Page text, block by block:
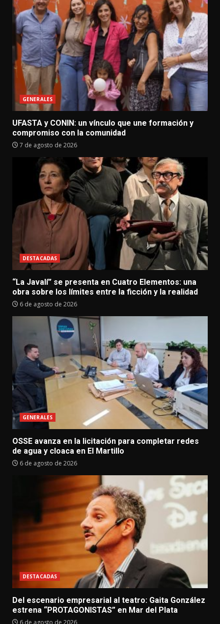
GENERALES
UFASTA y CONIN: un vínculo que une formación y
compromiso con la comunidad
7 de agosto de 2026
DESTACADAS
“La Javalí” se presenta en Cuatro Elementos: una
obra sobre los límites entre la ficción y la realidad
6 de agosto de 2026
GENERALES
OSSE avanza en la licitación para completar redes
de agua y cloaca en El Martillo
6 de agosto de 2026
DESTACADAS
Del escenario empresarial al teatro: Gaita González
estrena “PROTAGONISTAS” en Mar del Plata
6 de agosto de 2026